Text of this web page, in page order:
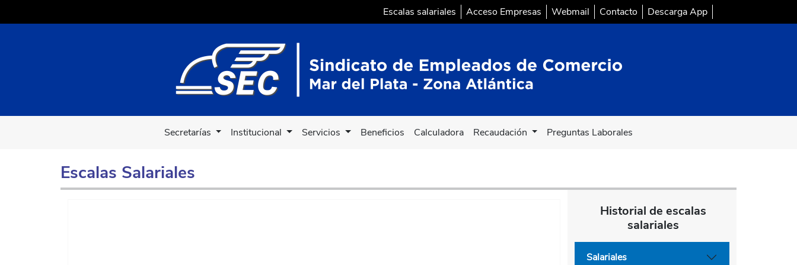
Escalas salariales Acceso Empresas Webmail Contacto Descarga App
Secretarías Institucional Servicios Beneficios Calculadora Recaudación Preguntas Laborales
Escalas Salariales
Historial de escalas
salariales
Salariales